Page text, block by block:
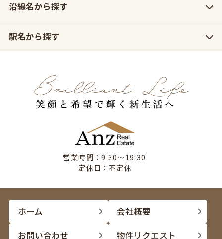
沿線名から探す
駅名から探す
営業時間：9:30〜19:30
定休日：不定休
ホーム
会社概要
お問い合わせ
物件リクエスト